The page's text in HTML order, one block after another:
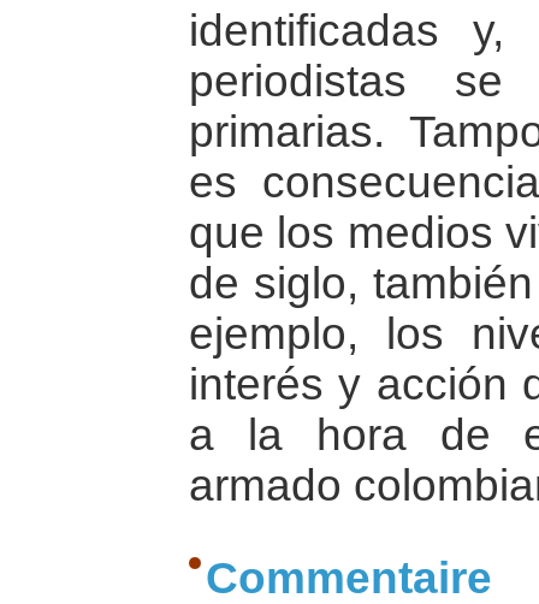
identificadas
periodistas
primarias.
es
que los medios
de siglo,
ejemplo, los
interés y acción
a la hora de
armado
Commentaire